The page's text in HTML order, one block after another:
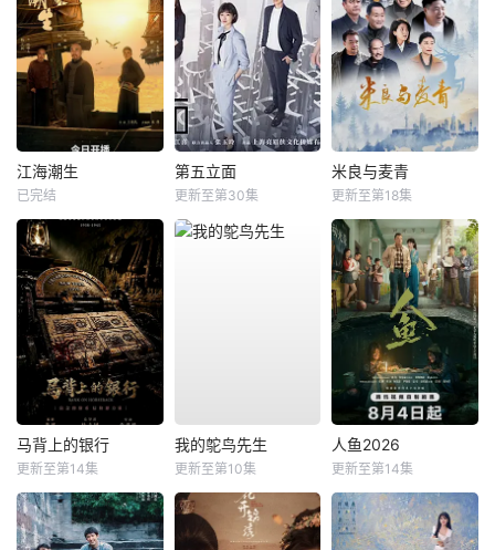
江海潮生
已完结
第五立面
更新至第30集
米良与麦青
更新至第18集
马背上的银行
更新至第14集
我的鸵鸟先生
更新至第10集
人鱼2026
更新至第14集